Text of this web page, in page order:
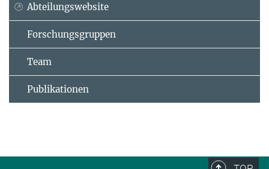
Abteilungswebsite
Forschungsgruppen
Team
Publikationen